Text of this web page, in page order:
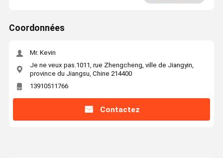
Coordonnées
Mr. Kevin
Je ne veux pas.1011, rue Zhengcheng, ville de Jiangyin,
province du Jiangsu, Chine 214400
13910511766
Contactez